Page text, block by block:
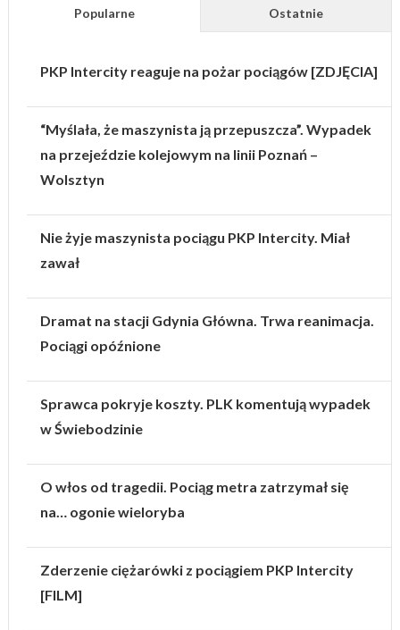
Popularne Ostatnie
PKP Intercity reaguje na pożar pociągów [ZDJĘCIA]
“Myślała, że maszynista ją przepuszcza”. Wypadek
na przejeździe kolejowym na linii Poznań –
Wolsztyn
Nie żyje maszynista pociągu PKP Intercity. Miał
zawał
Dramat na stacji Gdynia Główna. Trwa reanimacja.
Pociągi opóźnione
Sprawca pokryje koszty. PLK komentują wypadek
w Świebodzinie
O włos od tragedii. Pociąg metra zatrzymał się
na… ogonie wieloryba
Zderzenie ciężarówki z pociągiem PKP Intercity
[FILM]